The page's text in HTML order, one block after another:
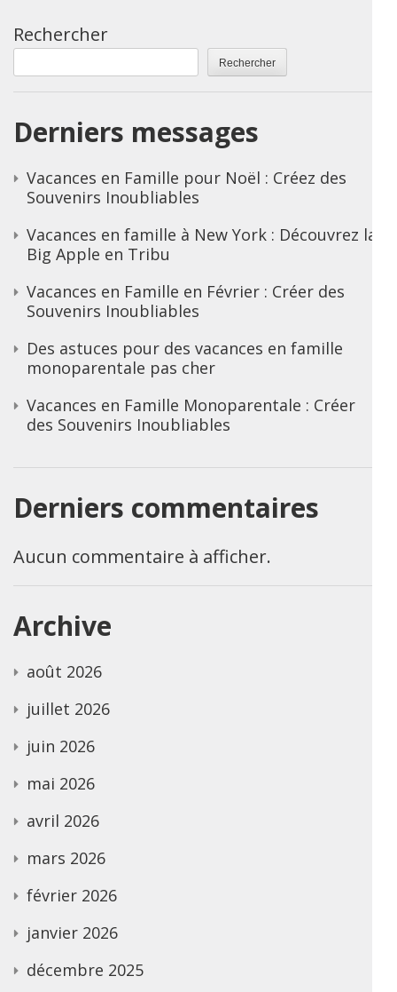
Rechercher
Rechercher
Derniers messages
Vacances en Famille pour Noël : Créez des
Souvenirs Inoubliables
Vacances en famille à New York : Découvrez la
Big Apple en Tribu
Vacances en Famille en Février : Créer des
Souvenirs Inoubliables
Des astuces pour des vacances en famille
monoparentale pas cher
Vacances en Famille Monoparentale : Créer
des Souvenirs Inoubliables
Derniers commentaires
Aucun commentaire à afficher.
Archive
août 2026
juillet 2026
juin 2026
mai 2026
avril 2026
mars 2026
février 2026
janvier 2026
décembre 2025